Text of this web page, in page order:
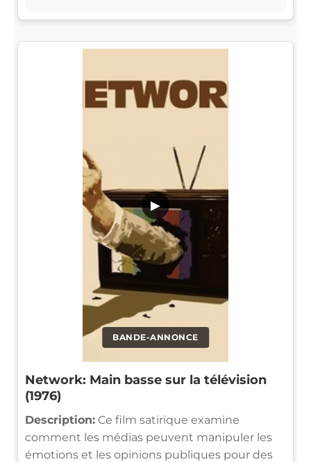
BANDE-ANNONCE
▶
Network: Main basse sur la télévision
(1976)
Description: Ce film satirique examine
comment les médias peuvent manipuler les
émotions et les opinions publiques pour des